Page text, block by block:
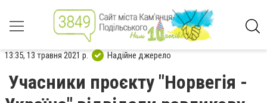
13:35, 13 травня 2021 р. Надійне джерело
Учасники проєкту "Норвегія -